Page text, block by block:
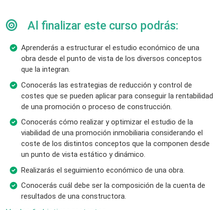
Al finalizar este curso podrás:
Aprenderás a estructurar el estudio económico de una
obra desde el punto de vista de los diversos conceptos
que la integran.
Conocerás las estrategias de reducción y control de
costes que se pueden aplicar para conseguir la rentabilidad
de una promoción o proceso de construcción.
Conocerás cómo realizar y optimizar el estudio de la
viabilidad de una promoción inmobiliaria considerando el
coste de los distintos conceptos que la componen desde
un punto de vista estático y dinámico.
Realizarás el seguimiento económico de una obra.
Conocerás cuál debe ser la composición de la cuenta de
resultados de una constructora.